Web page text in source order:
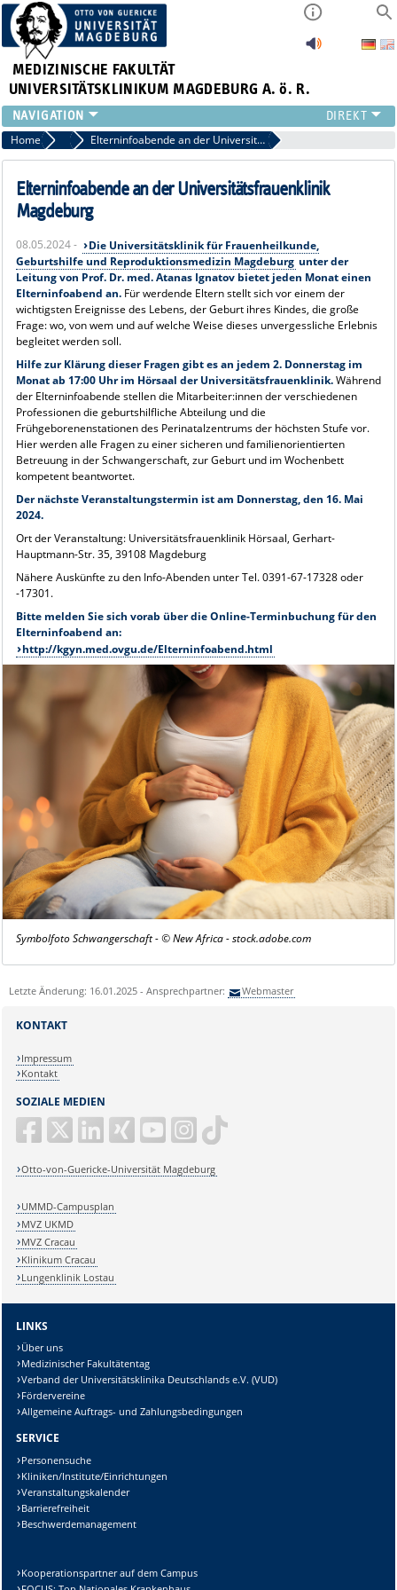
MEDIZINISCHE FAKULTÄT
UNIVERSITÄTSKLINIKUM MAGDEBURG A. ö. R.
INSTITUTE
KLINIKEN
ZENTRALE EINRICHTUNGEN
FORSCHUNG
ÜBER UNS
INTERNATIONAL
INTRANET
Home Archiv 2024 News Elterninfoabende an der Universitätsfrauenklinik Magdeburg
Elterninfoabende an der Universitätsfrauenklinik
Magdeburg
08.05.2024 -
Die Universitätsklinik für Frauenheilkunde,
Geburtshilfe und Reproduktionsmedizin Magdeburg unter der
Leitung von Prof. Dr. med. Atanas Ignatov bietet jeden Monat einen
Elterninfoabend an.Für werdende Eltern stellt sich vor einem der
wichtigsten Ereignisse des Lebens, der Geburt ihres Kindes, die große
Frage: wo, von wem und auf welche Weise dieses unvergessliche Erlebnis
begleitet werden soll.
Hilfe zur Klärung dieser Fragen gibt es an jedem 2. Donnerstag im
Monat ab 17:00 Uhr im Hörsaal der Universitätsfrauenklinik.Während
der Elterninfoabende stellen die Mitarbeiter:innen der verschiedenen
Professionen die geburtshilfliche Abteilung und die
Frühgeborenenstationen des Perinatalzentrums der höchsten Stufe vor.
Hier werden alle Fragen zu einer sicheren und familienorientierten
Betreuung in der Schwangerschaft, zur Geburt und im Wochenbett
kompetent beantwortet.
Der nächste Veranstaltungstermin ist am Donnerstag, den 16. Mai
2024.
Ort der Veranstaltung: Universitätsfrauenklinik Hörsaal, Gerhart-
Hauptmann-Str. 35, 39108 Magdeburg
Nähere Auskünfte zu den Info-Abenden unter Tel. 0391-67-17328 oder
-17301.
Bitte melden Sie sich vorab über die Online-Terminbuchung für den
Elterninfoabend an:
http://kgyn.med.ovgu.de/Elterninfoabend.html
Symbolfoto Schwangerschaft - © New Africa -stock.adobe.com
Letzte Änderung: 16.01.2025 - Ansprechpartner: Webmaster
SOZIALE MEDIEN
Otto-von-Guericke-Universität Magdeburg
KONTAKT
Impressum
Kontakt
UMMD-Campusplan
MVZ UKMD
MVZ Cracau
Klinikum Cracau
Lungenklinik Lostau
LINKS
Über uns
Medizinischer Fakultätentag
Verband der Universitätsklinika Deutschlands e.V. (VUD)
Fördervereine
Allgemeine Auftrags- und Zahlungsbedingungen
SERVICE
Personensuche
Kliniken/Institute/Einrichtungen
Veranstaltungskalender
Barrierefreiheit
Beschwerdemanagement
Kooperationspartner auf dem Campus